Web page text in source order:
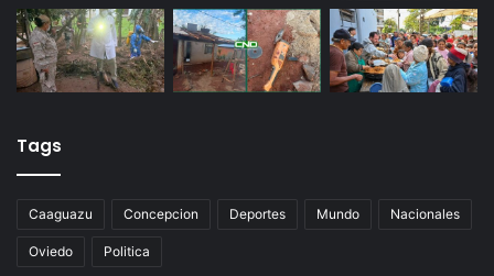
Tags
Caaguazu Concepcion Deportes Mundo Nacionales
Oviedo Politica